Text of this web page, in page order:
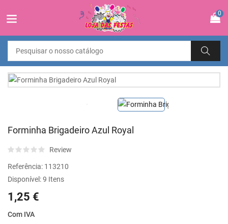
0
Forminha Brigadeiro Azul Royal
Review
Referência: 113210
Disponível:9 Itens
1,25 €
Com IVA